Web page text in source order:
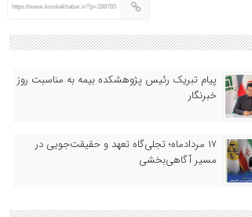
https://www.kioskekhabar.ir/?p=288765
پیام تبریک رئیس پژوهشکده بیمه به مناسبت روز
خبرنگار
۱۷ مردادماه‌؛ تجلی‌گاه تعهد و حقیقت‌جویی در
مسیر آگاهی‌بخشی